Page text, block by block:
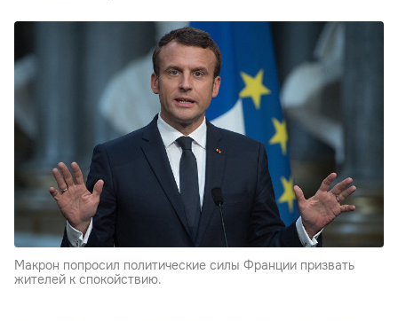
Макрон попросил политические силы Франции призвать
жителей к спокойствию.